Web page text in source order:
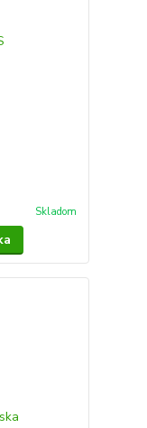
Skladom